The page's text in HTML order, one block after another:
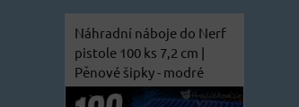
Náhradní náboje do Nerf
pistole 100 ks 7,2 cm |
Pěnové šipky - modré